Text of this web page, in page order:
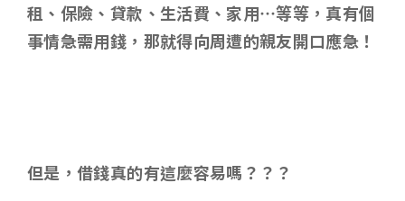
租、保險、貸款、生活費、家用…等等，真有個
事情急需用錢，那就得向周遭的親友開口應急！
但是，借錢真的有這麼容易嗎？？？